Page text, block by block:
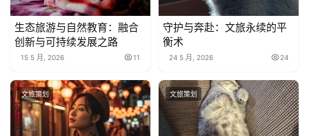
生态旅游与自然教育：融合
创新与可持续发展之路
15 5 月, 2026 11
守护与奔赴：文旅永续的平
衡术
24 5 月, 2026 24
文旅策划 文旅策划